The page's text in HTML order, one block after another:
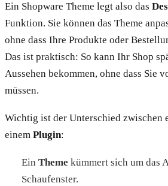
Ein Shopware Theme legt also das
Funktion. Sie können das Theme
ohne dass Ihre Produkte oder
Das ist praktisch: So kann Ihr Shop
Aussehen bekommen, ohne dass Sie
müssen.
Wichtig ist der Unterschied zwischen
einem Plugin:
Ein Theme kümmert sich um das
Schaufenster.